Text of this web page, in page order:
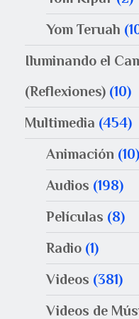
Yom Teruah
Iluminando el
(Reflexiones) (10)
Multimedia (454)
Animación (10)
Audios (198)
Películas (8)
Radio (1)
Videos (381)
Videos de